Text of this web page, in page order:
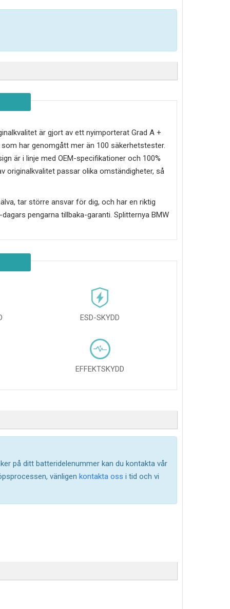
är gjort av ett nyimporterat Grad A +
har genomgått mer än 100 säkerhetstester.
är i linje med OEM-specifikationer och 100%
originalkvalitet passar olika omständigheter, så
tar större ansvar för dig, och har en riktig
pengarna tillbaka-garanti. Splitternya BMW
ESD-SKYDD
EFFEKTSKYDD
på ditt batteridelenummer kan du kontakta vår
vänligen kontakta oss i tid och vi